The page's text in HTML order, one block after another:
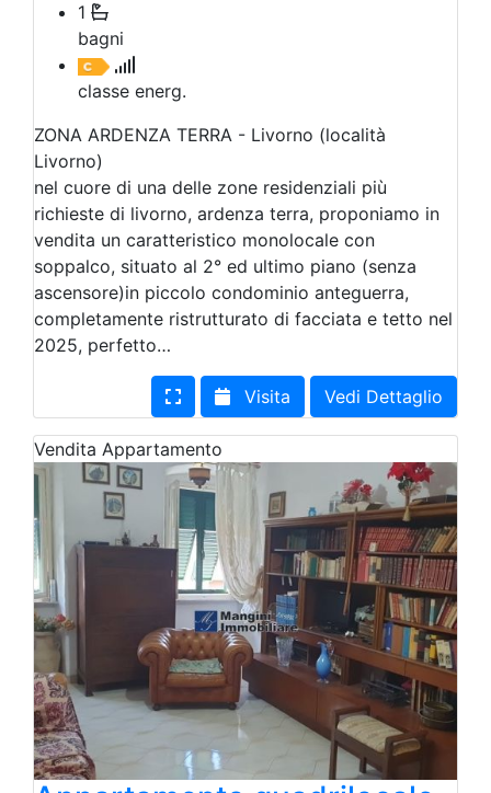
1
bagni
classe energ.
ZONA ARDENZA TERRA - Livorno (località
Livorno)
nel cuore di una delle zone residenziali più
richieste di livorno, ardenza terra, proponiamo in
vendita un caratteristico monolocale con
soppalco, situato al 2° ed ultimo piano (senza
ascensore)in piccolo condominio anteguerra,
completamente ristrutturato di facciata e tetto nel
2025, perfetto…
Visita Vedi Dettaglio
Vendita Appartamento